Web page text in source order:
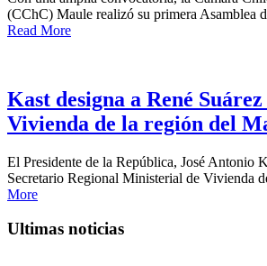
(CChC) Maule realizó su primera Asamblea
Read More
Kast designa a René
Vivienda de la región del
El Presidente de la República, José Antonio
Secretario Regional Ministerial de Vivienda
More
Ultimas noticias